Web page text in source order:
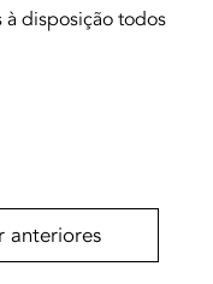
disposição todos
anteriores